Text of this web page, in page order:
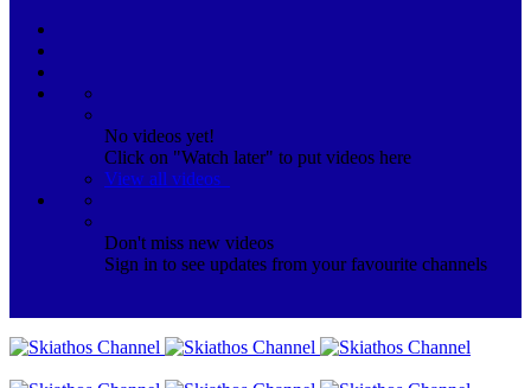
No videos yet!
Click on "Watch later" to put videos here
View all videos
Don't miss new videos
Sign in to see updates from your favourite channels